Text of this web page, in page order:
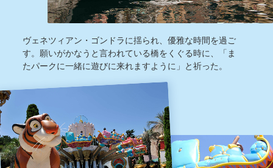
ヴェネツィアン・ゴンドラに揺られ、優雅な時間を過ご
す。願いがかなうと言われている橋をくぐる時に、「ま
たパークに一緒に遊びに来れますように」と祈った。